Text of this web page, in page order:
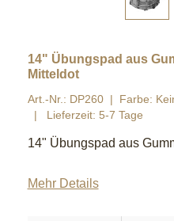
14" Übungspad aus
Mitteldot
Art.-Nr.: DP260
Farbe:
Lieferzeit: 5-7 Tage
14" Übungspad aus
Mehr Details